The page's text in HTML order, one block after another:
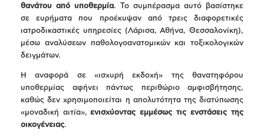
θανάτου από υποθερμία. Το συμπέρασμα αυτό βασίστηκε
σε ευρήματα που προέκυψαν από τρεις διαφορετικές
ιατροδικαστικές υπηρεσίες (Λάρισα, Αθήνα, Θεσσαλονίκη),
μέσω αναλύσεων παθολογοανατομικών και τοξικολογικών
δειγμάτων.
Η αναφορά σε «ισχυρή εκδοχή» της θανατηφόρου
υποθερμίας αφήνει πάντως περιθώριο αμφισβήτησης,
καθώς δεν χρησιμοποιείται η απολυτότητα της διατύπωσης
«μοναδική αιτία», ενισχύοντας εμμέσως τις ενστάσεις της
οικογένειας.